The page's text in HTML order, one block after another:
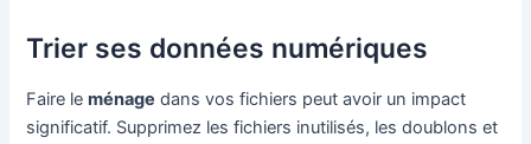
Trier ses données numériques
Faire leménage dans vos fichiers peut avoir un impact
significatif. Supprimez les fichiers inutilisés, les doublons et